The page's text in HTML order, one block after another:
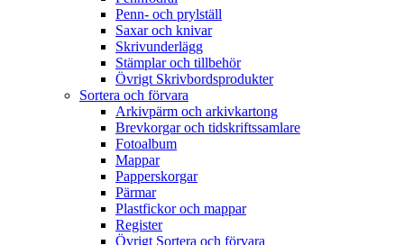
Penn- och prylställ
Saxar och knivar
Skrivunderlägg
Stämplar och tillbehör
Övrigt Skrivbordsprodukter
Sortera och förvara
Arkivpärm och arkivkartong
Brevkorgar och tidskriftssamlare
Fotoalbum
Mappar
Papperskorgar
Pärmar
Plastfickor och mappar
Register
Övrigt Sortera och förvara